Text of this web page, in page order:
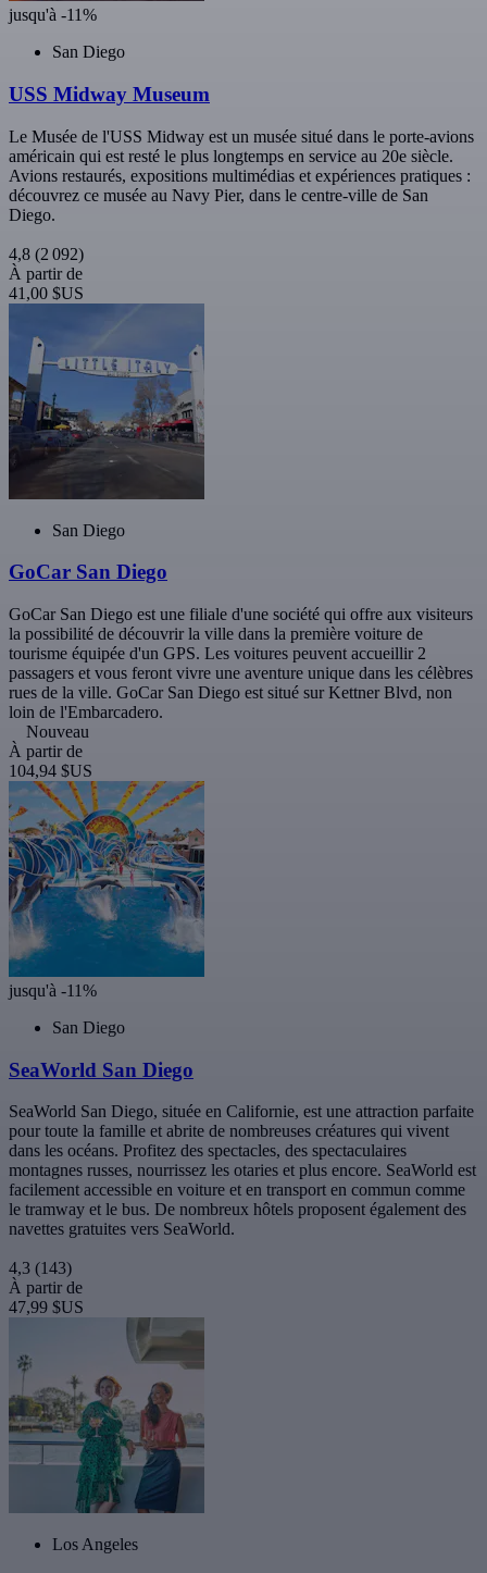
jusqu'à -11%
San Diego
USS Midway Museum
Le Musée de l'USS Midway est un musée situé dans le porte-avions
américain qui est resté le plus longtemps en service au 20e siècle.
Avions restaurés, expositions multimédias et expériences pratiques :
découvrez ce musée au Navy Pier, dans le centre-ville de San
Diego.
4,8 (2 092)
À partir de
41,00 $US
San Diego
GoCar San Diego
GoCar San Diego est une filiale d'une société qui offre aux visiteurs
la possibilité de découvrir la ville dans la première voiture de
tourisme équipée d'un GPS. Les voitures peuvent accueillir 2
passagers et vous feront vivre une aventure unique dans les célèbres
rues de la ville. GoCar San Diego est situé sur Kettner Blvd, non
loin de l'Embarcadero.
Nouveau
À partir de
104,94 $US
jusqu'à -11%
San Diego
SeaWorld San Diego
SeaWorld San Diego, située en Californie, est une attraction parfaite
pour toute la famille et abrite de nombreuses créatures qui vivent
dans les océans. Profitez des spectacles, des spectaculaires
montagnes russes, nourrissez les otaries et plus encore. SeaWorld est
facilement accessible en voiture et en transport en commun comme
le tramway et le bus. De nombreux hôtels proposent également des
navettes gratuites vers SeaWorld.
4,3 (143)
À partir de
47,99 $US
Los Angeles